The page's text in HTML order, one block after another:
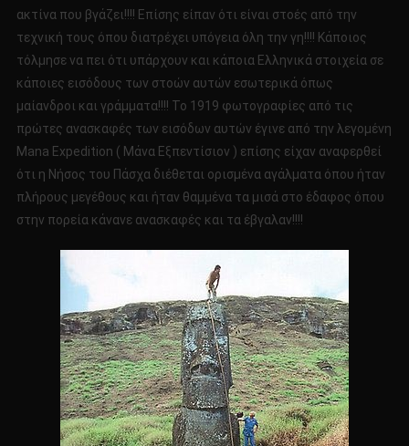
ακτίνα που βγάζει!!!! Επίσης είπαν ότι είναι στοές από την
τεχνική τους όπου διατρέχει υπόγεια όλη την γη!!!! Κάποιος
τόλμησε να πει ότι υπάρχουν και κάποια Ελληνικά στοιχεία σε
κάποιες εισόδους των στοών αυτών εσωτερικά όπως
μαίανδροι και γράμματα!!!! Το 1919 φωτογραφίες από τις
πρώτες ανασκαφές των εισόδων αυτών έγινε από την λεγομένη
Mana Expedition ( Μάνα Εξπεντίσιον ) επίσης είχαν αναφερθεί
ότι η Νήσος του Πάσχα διέθεται ορισμένα αγάλματα όπου ήταν
πλήρους μεγέθους και ήταν θαμμένα τα μισά στο έδαφος όπου
στην πορεία κάνανε ανασκαφές και τα έβγαλαν!!!!